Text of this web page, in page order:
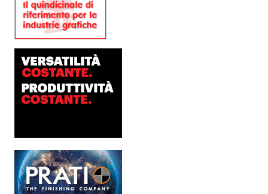
Platinum Technologies
presenta SIGNATURE
approfondita delle reali
esigenze produttive del
mercato, Platinum
Technologies, centro
europeo di ricerca e...
integrare nel proprio
AccurioJet 30000 di Konica
Minolta, il sistema inkjet UV
LED B2+ progettato per...